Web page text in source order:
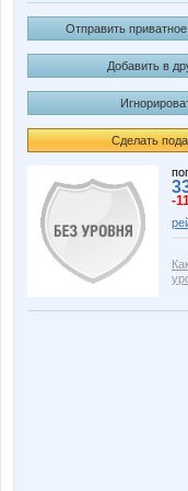
Отправить
Добавить в
Сделать
-